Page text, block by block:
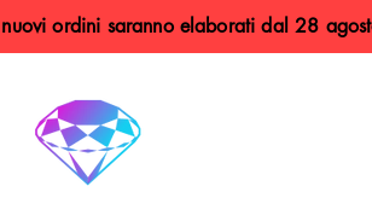
nuovi ordini saranno elaborati dal 28